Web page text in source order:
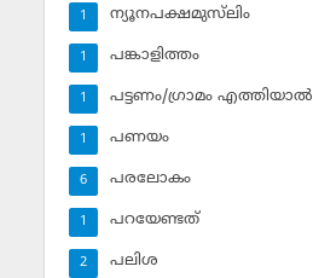
ന്യൂനപക്ഷമുസ്‌ലിം
1
പങ്കാളിത്തം
1
പട്ടണം/ഗ്രാമം എത്തിയാല്‍
1
പണയം
1
പരലോകം
6
പറയേണ്ടത്
1
പലിശ
2